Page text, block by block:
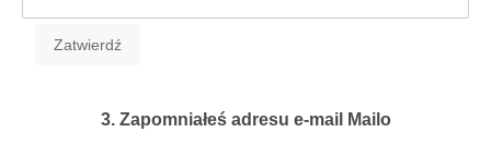
3. Zapomniałeś adresu e-mail Mailo